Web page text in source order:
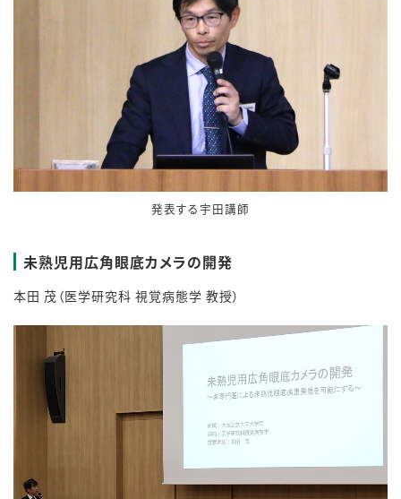
発表する宇田講師
未熟児用広角眼底カメラの開発
本田 茂（医学研究科 視覚病態学 教授）